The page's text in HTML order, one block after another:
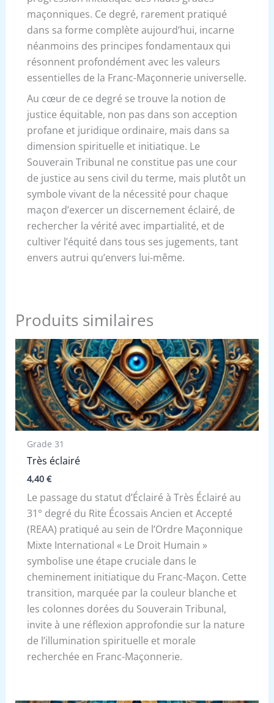
maçonniques. Ce degré, rarement pratiqué
dans sa forme complète aujourd’hui, incarne
néanmoins des principes fondamentaux qui
résonnent profondément avec les valeurs
essentielles de la Franc-Maçonnerie universelle.
Au cœur de ce degré se trouve la notion de
justice équitable, non pas dans son acception
profane et juridique ordinaire, mais dans sa
dimension spirituelle et initiatique. Le
Souverain Tribunal ne constitue pas une cour
de justice au sens civil du terme, mais plutôt un
symbole vivant de la nécessité pour chaque
maçon d’exercer un discernement éclairé, de
rechercher la vérité avec impartialité, et de
cultiver l’équité dans tous ses jugements, tant
envers autrui qu’envers lui-même.
Produits similaires
Grade 31
Très éclairé
4,40 €
Le passage du statut d’Éclairé à Très Éclairé au
31° degré du Rite Écossais Ancien et Accepté
(REAA) pratiqué au sein de l’Ordre Maçonnique
Mixte International « Le Droit Humain »
symbolise une étape cruciale dans le
cheminement initiatique du Franc-Maçon. Cette
transition, marquée par la couleur blanche et
les colonnes dorées du Souverain Tribunal,
invite à une réflexion approfondie sur la nature
de l’illumination spirituelle et morale
recherchée en Franc-Maçonnerie.